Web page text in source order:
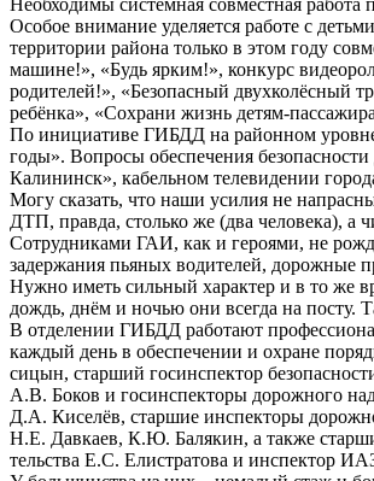
Особое внимание уделяется работе с
территории района только в этом году
машине!», «Будь ярким!», конкурс
родителей!», «Безопасный двухколёсный
ребёнка», «Сохрани жизнь детям-
По инициативе ГИБДД на районном
годы». Вопросы обеспечения
Калининск», кабельном телевидении
Могу сказать, что наши усилия не
ДТП, правда, столько же (два человека), а
Сотрудниками ГАИ, как и героями, не
задержания пьяных водителей, дорожные
Нужно иметь сильный характер и в то же
дождь, днём и ночью они всегда на посту.
В отделении ГИБДД работают
каждый день в обеспечении и охране
сицын, старший госинспектор
А.В. Боков и госинспекторы дорожного
Д.А. Киселёв, старшие инспекторы
Н.Е. Давкаев, К.Ю. Балякин, а также
тельства Е.С. Елистратова и инспектор